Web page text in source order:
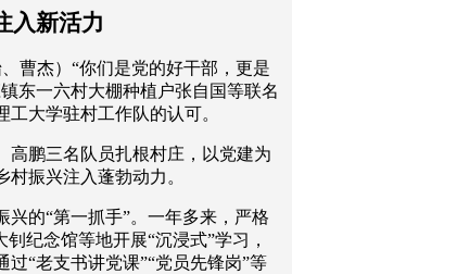
入新活力
曹杰）“你们是党的好干部，更是
东一六村大棚种植户张自国等联名
大学驻村工作队的认可。
高鹏三名队员扎根村庄，以党建为
振兴注入蓬勃动力。
的“第一抓手”。一年多来，严格
纪念馆等地开展“沉浸式”学习，
“老支书讲党课”“党员先锋岗”等